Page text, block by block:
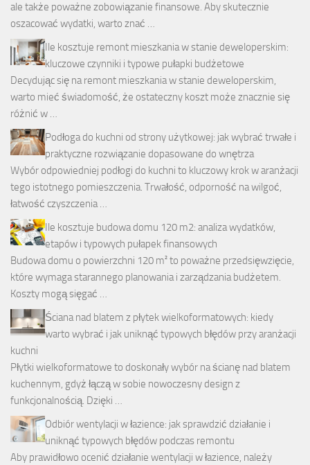
ale także poważne zobowiązanie finansowe. Aby skutecznie
oszacować wydatki, warto znać …
Ile kosztuje remont mieszkania w stanie deweloperskim:
kluczowe czynniki i typowe pułapki budżetowe
Decydując się na remont mieszkania w stanie deweloperskim,
warto mieć świadomość, że ostateczny koszt może znacznie się
różnić w …
Podłoga do kuchni od strony użytkowej: jak wybrać trwałe i
praktyczne rozwiązanie dopasowane do wnętrza
Wybór odpowiedniej podłogi do kuchni to kluczowy krok w aranżacji
tego istotnego pomieszczenia. Trwałość, odporność na wilgoć,
łatwość czyszczenia …
Ile kosztuje budowa domu 120 m2: analiza wydatków,
etapów i typowych pułapek finansowych
Budowa domu o powierzchni 120 m² to poważne przedsięwzięcie,
które wymaga starannego planowania i zarządzania budżetem.
Koszty mogą sięgać …
Ściana nad blatem z płytek wielkoformatowych: kiedy
warto wybrać i jak uniknąć typowych błędów przy aranżacji
kuchni
Płytki wielkoformatowe to doskonały wybór na ścianę nad blatem
kuchennym, gdyż łączą w sobie nowoczesny design z
funkcjonalnością. Dzięki …
Odbiór wentylacji w łazience: jak sprawdzić działanie i
uniknąć typowych błędów podczas remontu
Aby prawidłowo ocenić działanie wentylacji w łazience, należy